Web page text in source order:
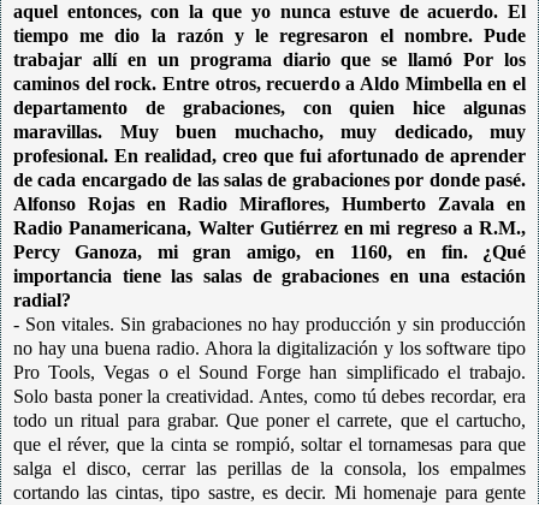
aquel entonces, con la que yo nunca estuve de acuerdo. El
tiempo me dio la razón y le regresaron el nombre. Pude
trabajar allí en un programa diario que se llamó Por los
caminos del rock. Entre otros, recuerdo a Aldo Mimbella en el
departamento de grabaciones, con quien hice algunas
maravillas. Muy buen muchacho, muy dedicado, muy
profesional. En realidad, creo que fui afortunado de aprender
de cada encargado de las salas de grabaciones por donde pasé.
Alfonso Rojas en Radio Miraflores, Humberto Zavala en
Radio Panamericana, Walter Gutiérrez en mi regreso a R.M.,
Percy Ganoza, mi gran amigo, en 1160, en fin. ¿Qué
importancia tiene las salas de grabaciones en una estación
radial?
- Son vitales. Sin grabaciones no hay producción y sin producción
no hay una buena radio. Ahora la digitalización y los software tipo
Pro Tools, Vegas o el Sound Forge han simplificado el trabajo.
Solo basta poner la creatividad. Antes, como tú debes recordar, era
todo un ritual para grabar. Que poner el carrete, que el cartucho,
que el réver, que la cinta se rompió, soltar el tornamesas para que
salga el disco, cerrar las perillas de la consola, los empalmes
cortando las cintas, tipo sastre, es decir. Mi homenaje para gente